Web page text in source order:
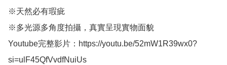
※天然必有瑕疵
※多光源多角度拍攝，真實呈現實物面貌
Youtube完整影片：https://youtu.be/52mW1R39wx0?
si=ulF45QfVvdfNuiUs